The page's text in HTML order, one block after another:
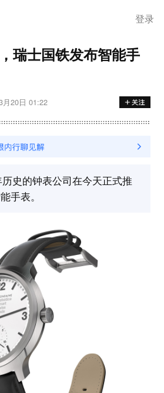
登录
瑞士国铁发布智能手
月20日 01:22
史的钟表公司在今天正式推
手表。